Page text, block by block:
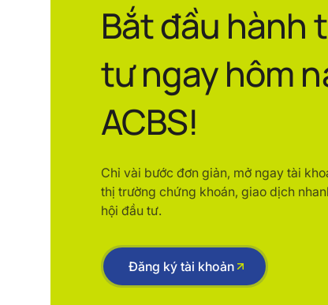
Bắt đầu hành
tư ngay hôm
ACBS!
Chỉ vài bước đơn giản, mở ngay tài
thị trường chứng khoán, giao dịch
hội đầu tư.
Đăng ký tài khoản